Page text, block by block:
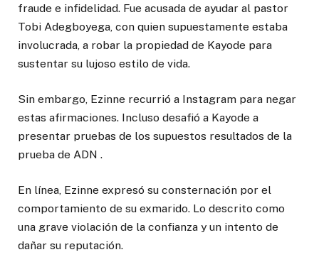
fraude e infidelidad. Fue acusada de ayudar al pastor
Tobi Adegboyega, con quien supuestamente estaba
involucrada, a robar la propiedad de Kayode para
sustentar su lujoso estilo de vida.
Sin embargo, Ezinne recurrió a Instagram para negar
estas afirmaciones. Incluso desafió a Kayode a
presentar pruebas de los supuestos resultados de la
prueba de ADN .
En línea, Ezinne expresó su consternación por el
comportamiento de su exmarido. Lo descrito como
una grave violación de la confianza y un intento de
dañar su reputación.